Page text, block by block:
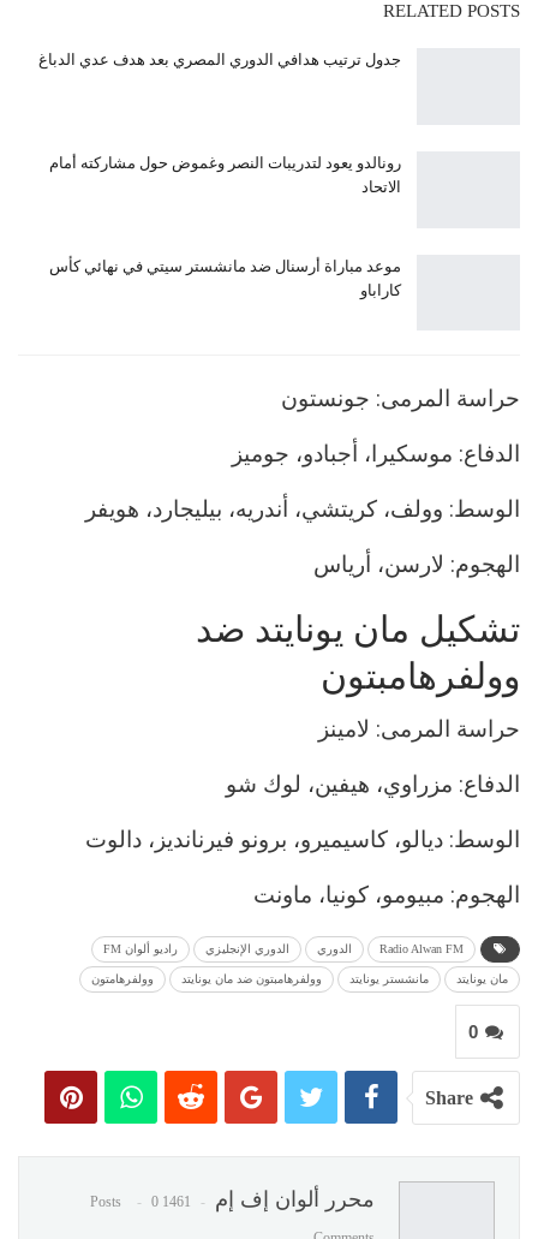
RELATED POSTS
جدول ترتيب هدافي الدوري المصري بعد هدف عدي الدباغ
رونالدو يعود لتدريبات النصر وغموض حول مشاركته أمام
الاتحاد
موعد مباراة أرسنال ضد مانشستر سيتي في نهائي كأس
كاراباو
حراسة المرمى: جونستون
الدفاع: موسكيرا، أجبادو، جوميز
الوسط: وولف، كريتشي، أندريه، بيليجارد، هويفر
الهجوم: لارسن، أرياس
تشكيل مان يونايتد ضد
وولفرهامبتون
حراسة المرمى: لامينز
الدفاع: مزراوي، هيفين، لوك شو
الوسط: ديالو، كاسيميرو، برونو فيرنانديز، دالوت
الهجوم: مبيومو، كونيا، ماونت
Radio Alwan FM الدوري الدوري الإنجليزي راديو ألوان FM
مان يونايتد مانشستر يونايتد وولفرهامبتون ضد مان يونايتد وولفرهامتون
0
Share
محرر ألوان إف إم 1461 Posts
0